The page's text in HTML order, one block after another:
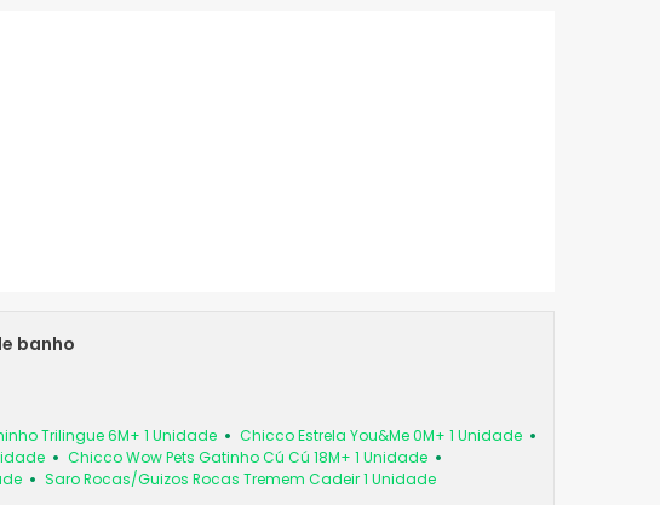
banho
Trilingue 6M+ 1 Unidade
Chicco Estrela You&Me 0M+ 1 Unidade
Chicco Wow Pets Gatinho Cú Cú 18M+ 1 Unidade
Saro Rocas/Guizos Rocas Tremem Cadeir 1 Unidade